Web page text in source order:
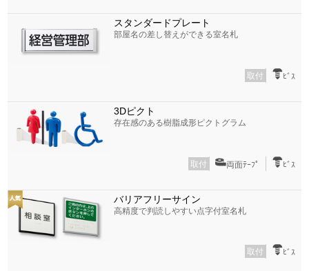
スタンダードプレート
部屋名の差し替えができる室名札
取付 ﾋﾞｽ
3Dピクト
存在感のある樹脂成形ピクトグラム
取付 両面ﾃｰﾌﾟ ﾋﾞｽ
バリアフリーサイン
高精度で判読しやすい点字付室名札
取付 ﾋﾞｽ